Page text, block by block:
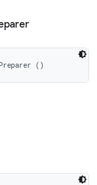
()